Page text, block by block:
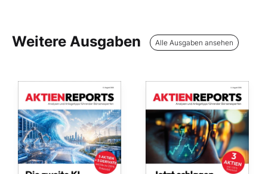
Weitere Ausgaben Alle Ausgaben ansehen